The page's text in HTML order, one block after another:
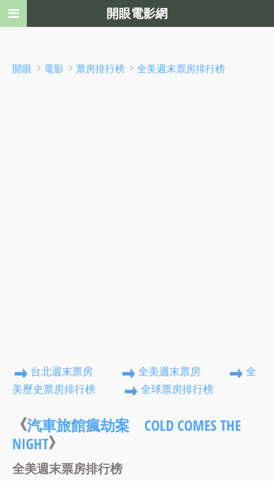
開眼 ﹥ 電影 ﹥ 票房排行榜 ﹥ 全美週末票房排行榜
台北週末票房 全美週末票房
全
美歷史票房排行榜
全球票房排行榜
《汽車旅館瘋劫案 COLD COMES THE
NIGHT》
全美週末票房排行榜
開眼電影網